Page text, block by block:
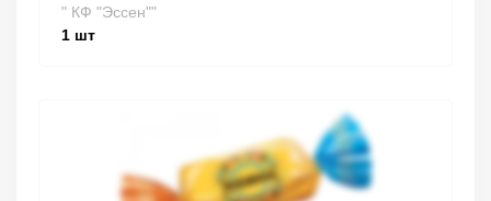
" КФ "Эссен""
1 шт